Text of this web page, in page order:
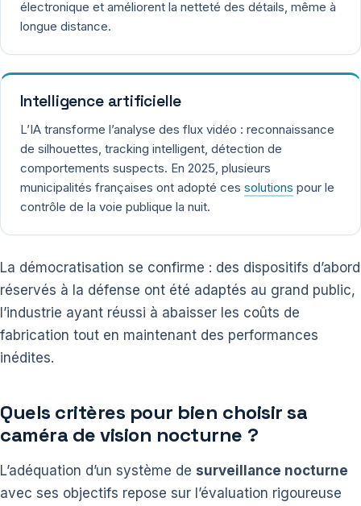
électronique et améliorent la netteté des détails, même à
longue distance.
Intelligence artificielle
L’IA transforme l’analyse des flux vidéo : reconnaissance
de silhouettes, tracking intelligent, détection de
comportements suspects. En 2025, plusieurs
municipalités françaises ont adopté ces solutions pour le
contrôle de la voie publique la nuit.
La démocratisation se confirme : des dispositifs d’abord
réservés à la défense ont été adaptés au grand public,
l’industrie ayant réussi à abaisser les coûts de
fabrication tout en maintenant des performances
inédites.
Quels critères pour bien choisir sa
caméra de vision nocturne ?
L’adéquation d’un système de surveillance nocturne
avec ses objectifs repose sur l’évaluation rigoureuse